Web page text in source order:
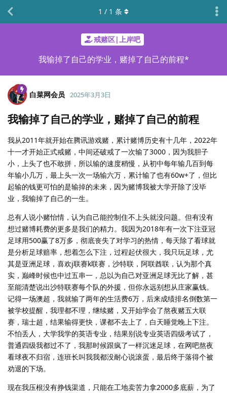
戒赌区|上岸吧
我输掉了自己的学业，赌掉了自己的前程*
1 / 1 条
白菜网会员 2025年3月3日
我输掉了自己的学业，赌掉了自己的前程
我从2011年就开始在腾讯游戏赌，累计赌博历史有十几年，2022年
十一才开始正式戒赌，中间还破戒了一次输了3000，因为我胆子
小，上头了也不敢拼，所以输的速度稍慢，从初中每年输几百到每
年输小几万，最上头一次一场输六万，累计输了也有60w+了，但比
起输的钱更可怕的是输掉的未来，因为赌博我被大学开除了没毕
业，我输掉了自己的一生。
总有人说小赌怡情，认为自己能控制住不上头就没问题。但有没有
想过赌博耗费的更多是我们的精力。我因为2018年有一次下注亚冠
足球用500赢了8万多，彻底丧失了对学习的热情，每天除了看球就
是分析足球赔率，想着怎么下注，过程起伏很大，我只玩足球，尤
其是亚洲足球，喜欢j联赛k联赛，沙特联，阿联酋联，认为那个真
实，巅峰时候也中过五串一，总以为自己对亚洲足球无比了解，甚
至能清楚说出沙特联赛每个队的外援，但你永远别想从庄家赢钱。
记得一场澳超，我就输了两年的生活费6万，后来成绩排名倒数第一
被学校提醒，我理都不理，继续赌，又开始学会了熬夜赌五大联
赛，瑞士超，结果输得更快，课都不去上了，白天睡觉晚上下注。
不怕丢人，大学我学的英语专业，结果别说专业英语四级考试了，
普通四级我都过不了，我那时候跟疯了一样沉迷足球，在网吧熬夜
看球夜不归宿，连班长叫我我都没耐心说滚蛋，最后终于落得个被
劝退的下场。
现在我压根没有挣钱渠道，只能在工地卖苦力拿2000多底薪，为了